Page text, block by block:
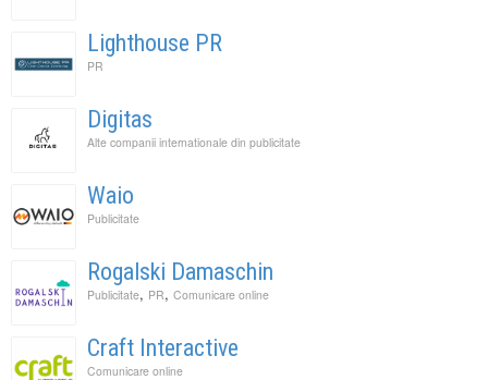
Lighthouse PR
PR
Digitas
Alte companii internationale din publicitate
Waio
Publicitate
Rogalski Damaschin
Publicitate, PR, Comunicare online
Craft Interactive
Comunicare online